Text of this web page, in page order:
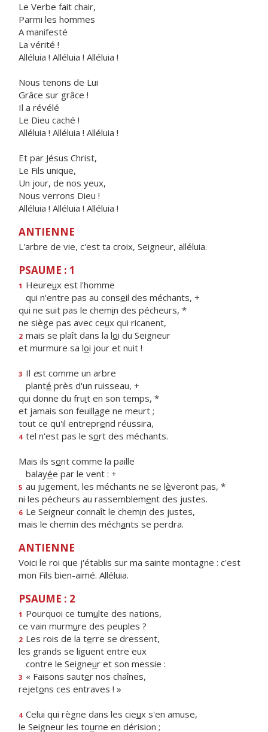
Le Verbe fait chair,
Parmi les hommes
A manifesté
La vérité !
Alléluia ! Alléluia ! Alléluia !
Nous tenons de Lui
Grâce sur grâce !
Il a révélé
Le Dieu caché !
Alléluia ! Alléluia ! Alléluia !
Et par Jésus Christ,
Le Fils unique,
Un jour, de nos yeux,
Nous verrons Dieu !
Alléluia ! Alléluia ! Alléluia !
ANTIENNE
L'arbre de vie, c'est ta croix, Seigneur, alléluia.
PSAUME : 1
1 Heureux est l'homme
qui n'entre pas au conseil des méchants, +
qui ne suit pas le chemin des pécheurs, *
ne siège pas avec ceux qui ricanent,
2 mais se plaît dans la loi du Seigneur
et murmure sa loi jour et nuit !
3 Il est comme un arbre
planté près d'un ruisseau, +
qui donne du fruit en son temps, *
et jamais son feuillage ne meurt ;
tout ce qu'il entreprend réussira,
4 tel n'est pas le sort des méchants.
Mais ils sont comme la paille
balayée par le vent : +
5 au jugement, les méchants ne se lèveront pas, *
ni les pécheurs au rassemblement des justes.
6 Le Seigneur connaît le chemin des justes,
mais le chemin des méchants se perdra.
ANTIENNE
Voici le roi que j'établis sur ma sainte montagne : c'est
mon Fils bien-aimé. Alléluia.
PSAUME : 2
1 Pourquoi ce tumulte des nations,
ce vain murmure des peuples ?
2 Les rois de la terre se dressent,
les grands se liguent entre eux
contre le Seigneur et son messie :
3 « Faisons sauter nos chaînes,
rejetons ces entraves ! »
4 Celui qui règne dans les cieux s'en amuse,
le Seigneur les tourne en dérision ;